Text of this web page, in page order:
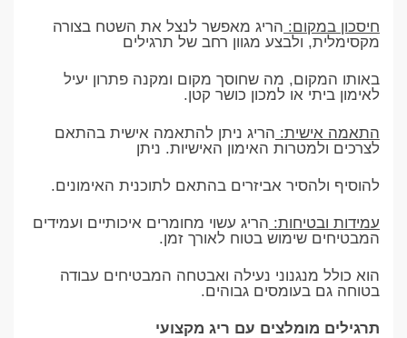
חיסכון במקום: הריג מאפשר לנצל את השטח בצורה
מקסימלית, ולבצע מגוון רחב של תרגילים
באותו המקום, מה שחוסך מקום ומקנה פתרון יעיל
לאימון ביתי או למכון כושר קטן.
התאמה אישית: הריג ניתן להתאמה אישית בהתאם
לצרכים ולמטרות האימון האישיות. ניתן
להוסיף ולהסיר אביזרים בהתאם לתוכנית האימונים.
עמידות ובטיחות: הריג עשוי מחומרים איכותיים ועמידים
המבטיחים שימוש בטוח לאורך זמן.
הוא כולל מנגנוני נעילה ואבטחה המבטיחים עבודה
בטוחה גם בעומסים גבוהים.
תרגילים מומלצים עם ריג מקצועי